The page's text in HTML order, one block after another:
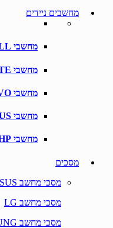
מחשבים ניידים
מחשבי DELL
מחשבי GIGABYTE
מחשבי LENOVO
מחשבי ASUS
מחשבי HP
מסכים
מסכי מחשב ASUS
מסכי מחשב LG
מסכי מחשב SAMSUNG